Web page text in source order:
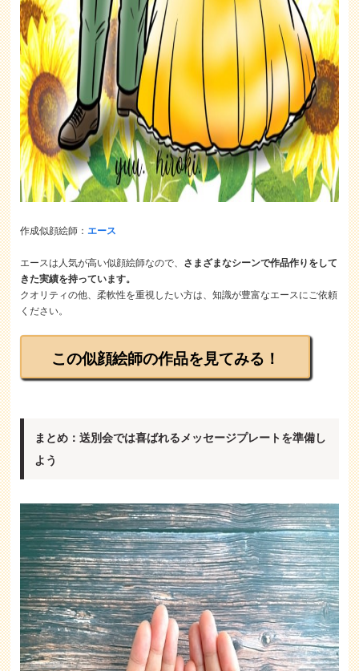
作成似顔絵師： エース
エースは人気が高い似顔絵師なので、 さまざまなシーンで作品作りをして
きた実績を持っています。
クオリティの他、柔軟性を重視したい方は、知識が豊富なエースにご依頼
ください。
この似顔絵師の作品を見てみる！
まとめ：送別会では喜ばれるメッセージプレートを準備し
よう